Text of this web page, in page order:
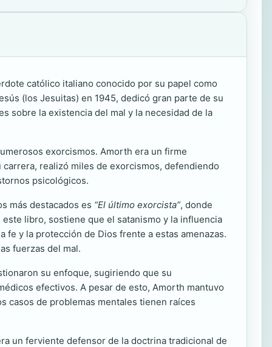
católico italiano conocido por su papel como
(los Jesuitas) en 1945, dedicó gran parte de su
sobre la existencia del mal y la necesidad de la
exorcismos. Amorth era un firme
realizó miles de exorcismos, defendiendo
psicológicos.
más destacados es “El último exorcista”, donde
libro, sostiene que el satanismo y la influencia
fe y la protección de Dios frente a estas amenazas.
fuerzas del mal.
su enfoque, sugiriendo que su
efectivos. A pesar de esto, Amorth mantuvo
casos de problemas mentales tienen raíces
un ferviente defensor de la doctrina tradicional de